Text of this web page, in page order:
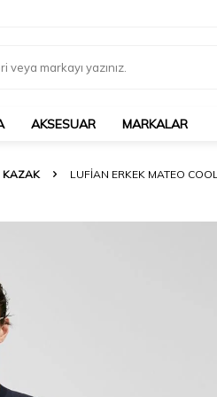
AKSESUAR MARKALAR
KAZAK LUFIAN ERKEK MATEO